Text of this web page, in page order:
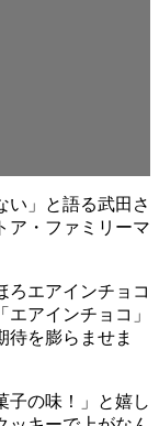
い」と語る武田さ
ア・ファミリーマ
ろエアインチョコ
アインチョコ」
待を膨らませま
子の味！」と嬉し